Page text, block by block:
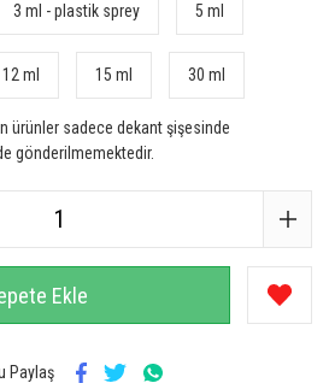
3 ml - plastik sprey 5 ml
12 ml 15 ml 30 ml
ürünler sadece dekant şişesinde
gönderilmemektedir.
Ekle
Paylaş